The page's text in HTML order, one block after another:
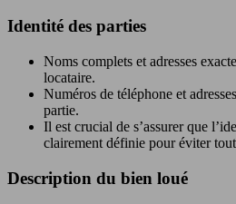
Identité des parties
Noms complets et adresses
locataire.
Numéros de téléphone et
partie.
Il est crucial de s’assurer que
clairement définie pour éviter
Description du bien loué